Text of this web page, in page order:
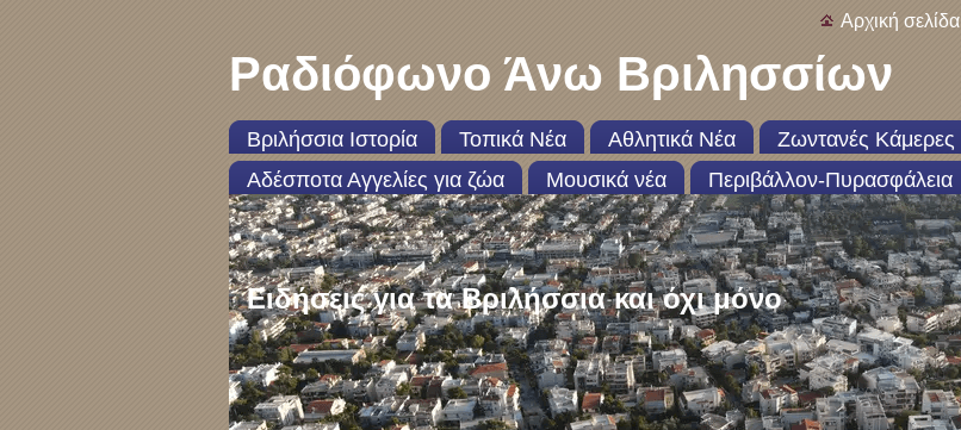
Αρχική σελίδα
Ραδιόφωνο Άνω Βριλησσίων
Βριλήσσια Ιστορία Τοπικά Νέα Αθλητικά Νέα Ζωντανές Κάμερες
Αδέσποτα Αγγελίες για ζώα
Μουσικά νέα Περιβάλλον-Πυρασφάλεια
Ειδήσεις για τα Βριλήσσια και όχι μόνο